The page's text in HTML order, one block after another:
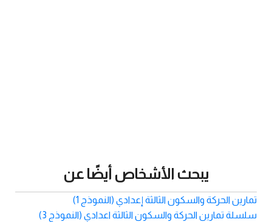
يبحث الأشخاص أيضًا عن
تمارين الحركة والسكون الثالثة إعدادي (النموذج 1)
سلسلة تمارين الحركة والسكون الثالثة اعدادي (النموذج 3)